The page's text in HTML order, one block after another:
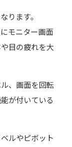
ります。
モニター画面
目の疲れを大
、画面を回転
が付いている
ルやピボット